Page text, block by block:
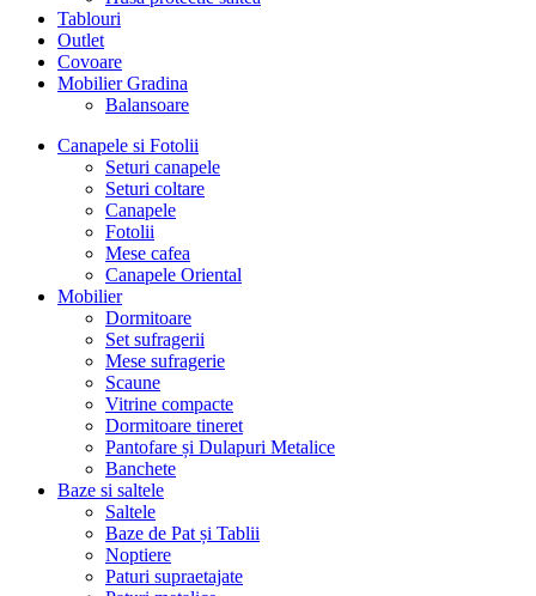
Tablouri
Outlet
Covoare
Mobilier Gradina
Balansoare
Canapele si Fotolii
Seturi canapele
Seturi coltare
Canapele
Fotolii
Mese cafea
Canapele Oriental
Mobilier
Dormitoare
Set sufragerii
Mese sufragerie
Scaune
Vitrine compacte
Dormitoare tineret
Pantofare și Dulapuri Metalice
Banchete
Baze si saltele
Saltele
Baze de Pat și Tablii
Noptiere
Paturi supraetajate